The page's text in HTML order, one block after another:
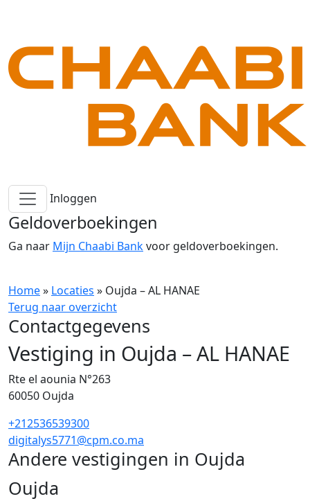
Inloggen
Geldoverboekingen
Ga naar Mijn Chaabi Bankvoor geldoverboekingen.
Home» Locaties » Oujda – AL HANAE
Terug naar overzicht
Contactgegevens
Vestiging in Oujda – AL HANAE
Rte el aounia N°263
60050 Oujda
+212536539300
digitalys5771@cpm.co.ma
Andere vestigingen in Oujda
Oujda